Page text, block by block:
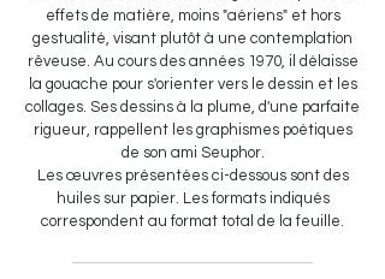
effets de matière, moins "aériens" et hors
gestualité, visant plutôt à une contemplation
rêveuse. Au cours des années 1970, il délaisse
la gouache pour s'orienter vers le dessin et les
collages. Ses dessins à la plume, d'une parfaite
rigueur, rappellent les graphismes poétiques
de son ami Seuphor.
Les œuvres présentées ci-dessous sont des
huiles sur papier. Les formats indiqués
correspondent au format total de la feuille.